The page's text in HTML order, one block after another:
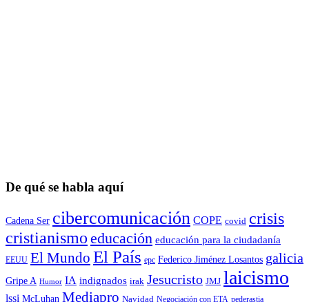
De qué se habla aquí
Cadena Ser cibercomunicación COPE covid crisis
cristianismo educación educación para la ciudadaní­a
EEUU El Mundo El País epc Federico Jiménez Losantos galicia
Gripe A Humor IA indignados irak Jesucristo JMJ laicismo
lssi McLuhan Mediapro Navidad Negociación con ETA pederastia